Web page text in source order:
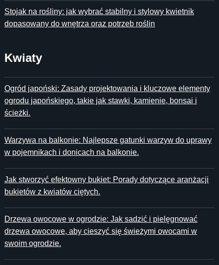
Stojak na rośliny: jak wybrać stabilny i stylowy kwietnik
dopasowany do wnętrza oraz potrzeb roślin
Kwiaty
Ogród japoński: Zasady projektowania i kluczowe elementy
ogrodu japońskiego, takie jak stawki, kamienie, bonsai i
ścieżki.
Warzywa na balkonie: Najlepsze gatunki warzyw do uprawy
w pojemnikach i donicach na balkonie.
Jak stworzyć efektowny bukiet: Porady dotyczące aranżacji
bukietów z kwiatów ciętych.
Drzewa owocowe w ogrodzie: Jak sadzić i pielęgnować
drzewa owocowe, aby cieszyć się świeżymi owocami w
swoim ogrodzie.